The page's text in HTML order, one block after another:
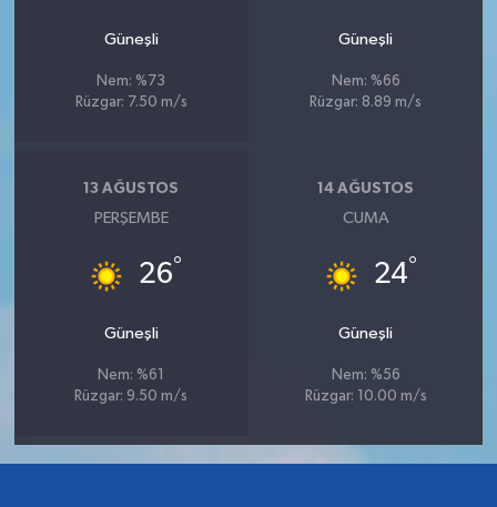
Güneşli
Nem: %73
Rüzgar: 7.50 m/s
Güneşli
Nem: %66
Rüzgar: 8.89 m/s
13 AĞUSTOS
PERŞEMBE
26°
Güneşli
Nem: %61
Rüzgar: 9.50 m/s
14 AĞUSTOS
CUMA
24°
Güneşli
Nem: %56
Rüzgar: 10.00 m/s